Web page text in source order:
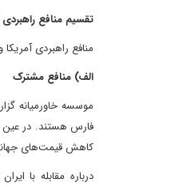
تقسیم منافع راهبردی
منافع راهبردی
الف) منافع مشترک
موسسه خاورمیانه
فارس هستند. در عین
کاهش قیمت‌های